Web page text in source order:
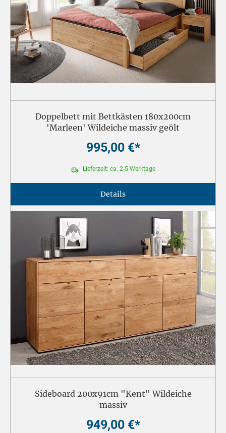
Doppelbett mit Bettkästen 180x200cm
'Marleen' Wildeiche massiv geölt
995,00 €*
Lieferzeit: ca. 2-5 Werktage
Details
Sideboard 200x91cm "Kent" Wildeiche
massiv
949,00 €*